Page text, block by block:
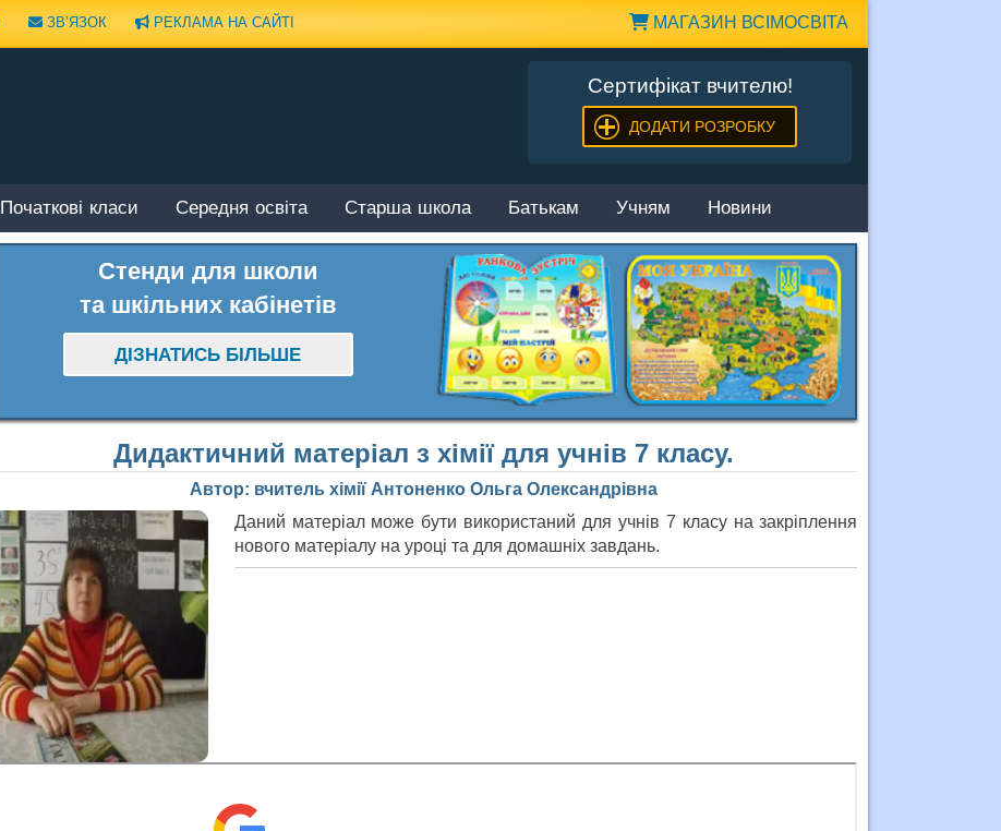
МАГАЗИН ВСІМОСВІТА
ЗВ’ЯЗОК РЕКЛАМА НА САЙТІ
Сертифікат вчителю!
ДОДАТИ РОЗРОБКУ
Початкові класи Середня освіта Старша школа Батькам Учням Новини
Стенди для школи
та шкільних кабінетів
ДІЗНАТИСЬ БІЛЬШЕ
Дидактичний матеріал з хімії для учнів 7 класу.
Автор: вчитель хімії Антоненко Ольга Олександрівна
Даний матеріал може бути використаний для учнів 7 класу на закріплення
нового матеріалу на уроці та для домашніх завдань.